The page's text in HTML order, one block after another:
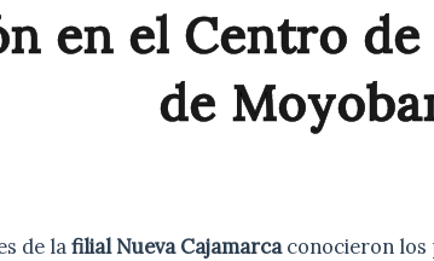
en el Centro de
de
de lafilial Nueva Cajamarcaconocieron los